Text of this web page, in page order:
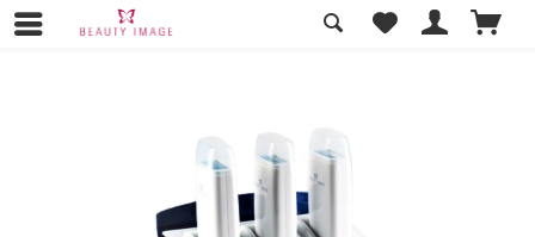
Übersicht Produktlinien